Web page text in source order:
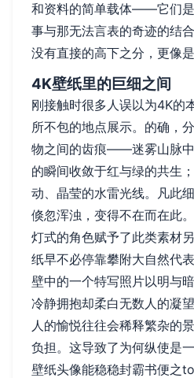
和资料的简单载体——它们
事与那无法言表的奇迹的结
没有直接的高下之分，更像
4K壁纸里的巨细之间
刚接触时很多人误以为4K的
所不包的地点展示。的确，
物之间的齿痕——迷雾山脉
的瞬间收敛于红与绿的共生
动、晶莹的水雷光线。凡此
倏忽浑浊，变得不在而在此
灯式的角色赋予了此类素材
纸早不必停靠攀附大自然代
壁中的一个特写照片以明与
冷静拥抱却柔白无数人的凝
人的愉悦往往会稀释繁杂的
负担。这导致了为何纵使是
壁纸头像能稳稳封霸书便之